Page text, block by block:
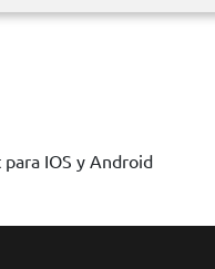
para IOS y Android